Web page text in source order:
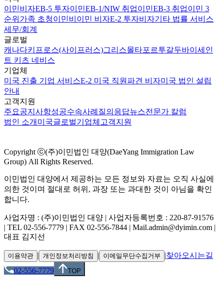
이민비자EB-5 투자이민EB-1/NIW 취업이민EB-3 취업이민 3
순위 가족 초청이민비이민 비자E-2 투자비자기타 법률 서비스
세무/회계
글로벌
캐나다키프로스(사이프러스)그리스몰타포르투갈두바이 세인
트 키츠 네비스
기업체
미국 진출 기업 서비스E-2 미국 직원파견 비자미국 법인 설립
안내
고객지원
주요공지사항성공수속사례 질의응답뉴스전문가 칼럼
법인 소개 미국글로벌기업체 고객지원
Copyright ⓒ(주)이민법인 대양(DaeYang Immigration Law
Group) All Rights Reserved.
이민법인 대양에서 제공하는 모든 정보와 자료는 오직 사실에
의한 것이며 절대로 허위, 과장 또는 과대한 것이 아님을 확인
합니다.
사업자명 : (주)이민법인 대양 | 사업자등록번호 : 220-87-91576
| TEL 02-556-7779 | FAX 02-556-7844 | Mail.admin@dyimin.com |
대표 김지선
이용약관 | 개인정보처리방침 | 이메일무단수집거부 |찾아오시는길
02-556-7779
TOP